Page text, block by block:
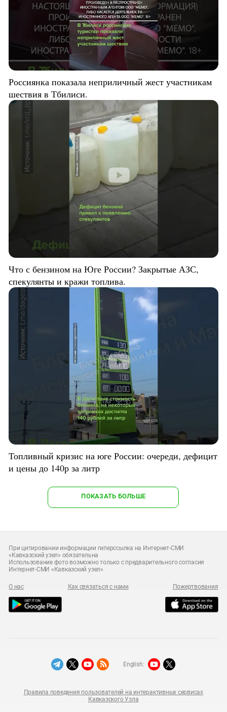
Россиянка показала неприличный жест участникам
шествия в Тбилиси.
Что с бензином на Юге России? Закрытые АЗС,
спекулянты и кражи топлива.
Топливный кризис на юге России: очереди, дефицит
и цены до 140р за литр
ПОКАЗАТЬ БОЛЬШЕ
При цитировании информации гиперссылка на Интернет-СМИ
«Кавказский узел» обязательна
Использование фото возможно только с предварительного согласия
Интернет-СМИ «Кавказский узел»
О нас Как связаться с нами Пожертвования
Правила поведения пользователей на интерактивных сервисах
Кавказского Узла
English: